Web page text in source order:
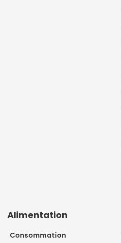
Alimentation
Consommation